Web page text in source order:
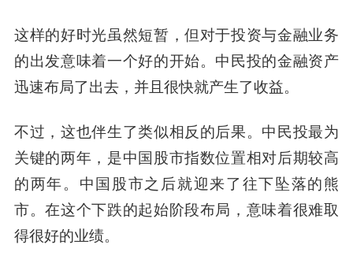
这样的好时光虽然短暂，但对于投资与金融业务
的出发意味着一个好的开始。中民投的金融资产
迅速布局了出去，并且很快就产生了收益。
不过，这也伴生了类似相反的后果。中民投最为
关键的两年，是中国股市指数位置相对后期较高
的两年。中国股市之后就迎来了往下坠落的熊
市。在这个下跌的起始阶段布局，意味着很难取
得很好的业绩。